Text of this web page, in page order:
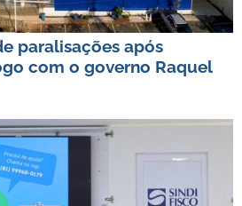
paralisações após
com o governo Raquel